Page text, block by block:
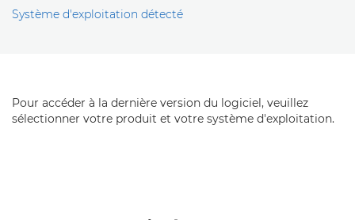
Système d'exploitation détecté
Pour accéder à la dernière version du logiciel, veuillez
sélectionner votre produit et votre système d'exploitation.